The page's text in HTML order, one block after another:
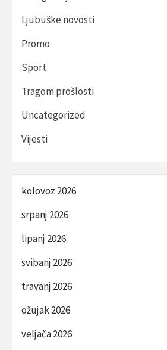
Ljubuške novosti
Promo
Sport
Tragom prošlosti
Uncategorized
Vijesti
kolovoz 2026
srpanj 2026
lipanj 2026
svibanj 2026
travanj 2026
ožujak 2026
veljača 2026